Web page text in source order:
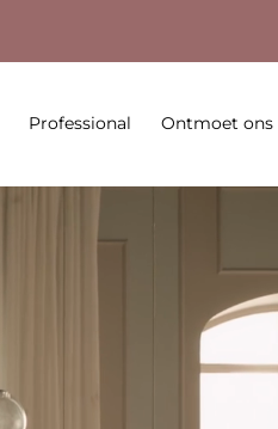
Professional Ontmoet ons